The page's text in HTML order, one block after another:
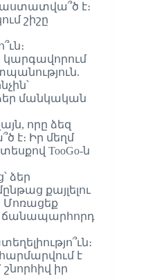
է։
շիշը
մանկական
որը ձեզ
է։ Իր մեղմ
TooGo-ն
ձեր
քայլելու
Մոռացեք
ճանապարհորդ
է
իր